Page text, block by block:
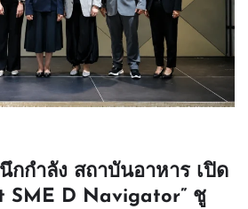
กกำลัง สถาบันอาหาร เปิด
SME D Navigator” ชู